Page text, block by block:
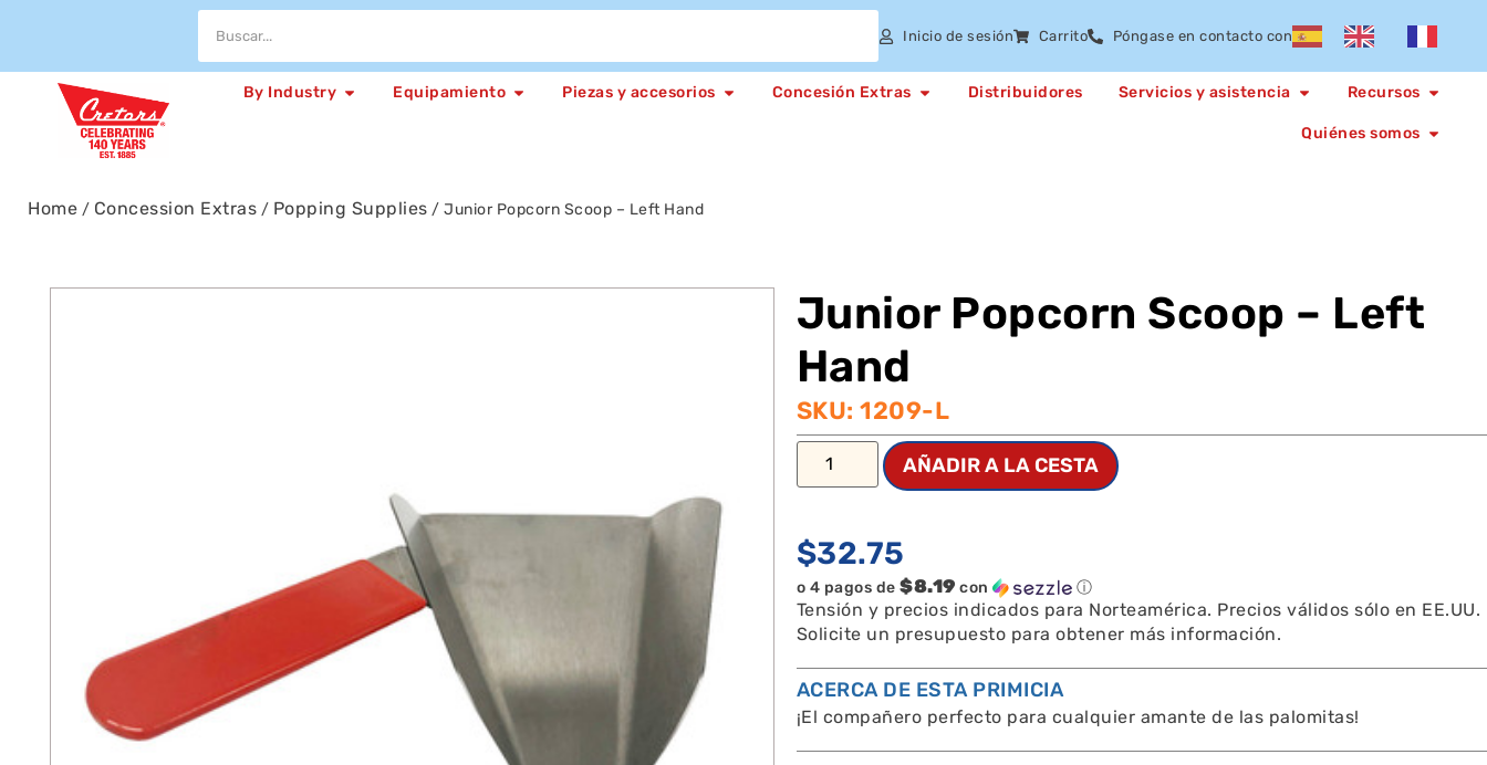
Inicio de sesión Carrito Póngase en contacto con
By Industry Equipamiento Piezas y accesorios Concesión Extras Distribuidores Servicios y asistencia Recursos
Quiénes somos
Home / Concession Extras / Popping Supplies / Junior Popcorn Scoop – Left Hand
Junior Popcorn Scoop – Left
Hand
SKU: 1209-L
AÑADIR A LA CESTA
$32.75
o 4 pagos de$8.19 con ⓘ
Tensión y precios indicados para Norteamérica. Precios válidos sólo en EE.UU.
Solicite un presupuesto para obtener más información.
ACERCA DE ESTA PRIMICIA
¡El compañero perfecto para cualquier amante de las palomitas!